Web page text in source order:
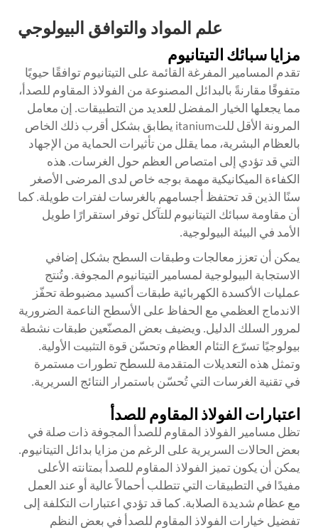
علم المواد والتوافق البيولوجي
مزايا سبائك التيتانيوم
تقدم المسامير المفرغة القائمة على التيتانيوم توافقًا حيويًا
متفوقًا مقارنةً بالبدائل المصنوعة من الفولاذ المقاوم للصدأ،
مما يجعلها الخيار المفضل للعديد من التطبيقات. إن معامل
المرونة الأقل للتitanium يطابق بشكل أقرب ذلك الخاص
بالعظام البشرية، مما يقلل من تأثيرات الحماية من الإجهاد
التي قد تؤدي إلى امتصاص العظم حول الغرسات. هذه
الكفاءة الميكانيكية مهمة بوجه خاص لدى المرضى الأصغر
سنًا الذين قد تحتفظ أجسامهم بالغرسات لفترات طويلة. كما
أن مقاومة سبائك التيتانيوم للتآكل توفر استقرارًا طويل
الأمد في البيئة البيولوجية.
يمكن أن تعزز معالجات وطبقات السطح بشكل إضافي
الاستجابة البيولوجية لمسامير التيتانيوم المجوفة. وتُنتج
عمليات الأكسدة الكهربائية طبقات أكسيد مضبوطة تحفّز
الاندماج العظمي مع الحفاظ على الأسطح الناعمة الضرورية
لمرور السلك الدليل. ويضيف بعض المصنّعين طبقات نشطة
بيولوجيًا تسرّع التئام العظام وتحسّن قوة التثبيت الأولية.
وتمثل هذه التعديلات المتقدمة للسطح تطورات مستمرة
في تقنية الغرسات التي تُحسّن باستمرار النتائج السريرية.
اعتبارات الفولاذ المقاوم للصدأ
تظل مسامير الفولاذ المقاوم للصدأ المجوفة ذات صلة في
بعض الحالات السريرية على الرغم من مزايا بدائل التيتانيوم.
يمكن أن يكون تميز الفولاذ المقاوم للصدأ بمتانته الأعلى
مفيدًا في التطبيقات التي تتطلب أحمالاً عالية أو عند العمل
مع عظام شديدة الصلابة. كما قد تؤدي اعتبارات التكلفة إلى
تفضيل خيارات الفولاذ المقاوم للصدأ في بعض النظم